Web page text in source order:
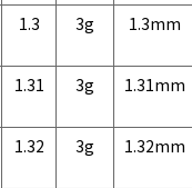
1.3 3g 1.3mm
1.31 3g 1.31mm
1.32 3g 1.32mm